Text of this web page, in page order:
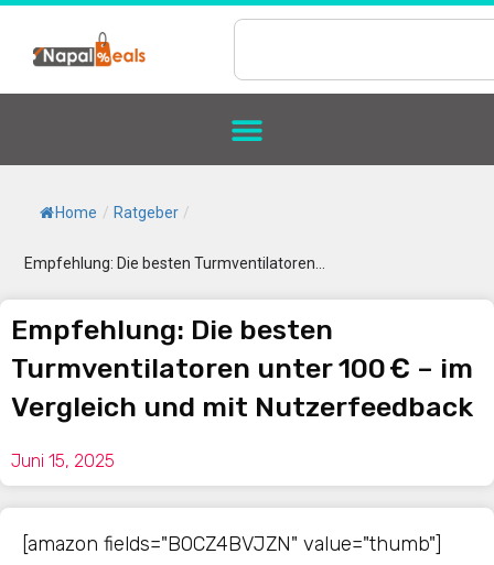
Home / Ratgeber /
Empfehlung: Die besten Turmventilatoren...
Empfehlung: Die besten
Turmventilatoren unter 100 € – im
Vergleich und mit Nutzerfeedback
Juni 15, 2025
[amazon fields="B0CZ4BVJZN" value="thumb"]